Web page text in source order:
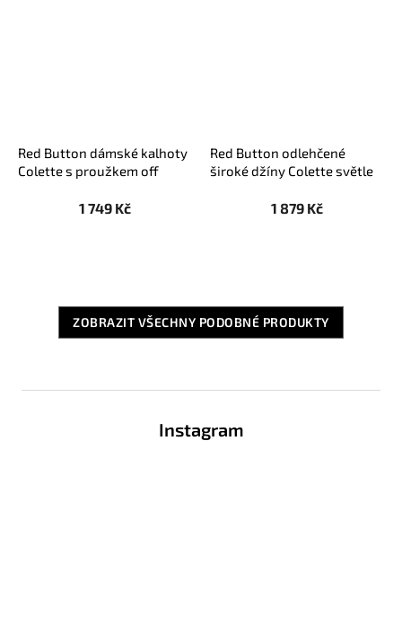
Red Button dámské kalhoty
Colette s proužkem off
1 749 Kč
Red Button odlehčené
široké džíny Colette světle
1 879 Kč
ZOBRAZIT VŠECHNY PODOBNÉ PRODUKTY
Instagram